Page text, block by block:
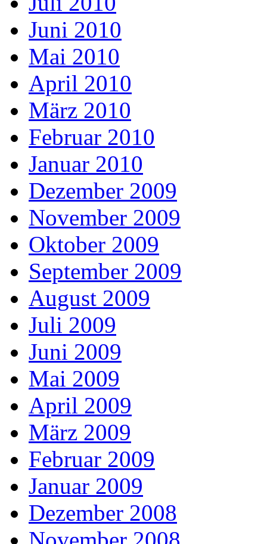
Juni 2010
Mai 2010
April 2010
März 2010
Februar 2010
Januar 2010
Dezember 2009
November 2009
Oktober 2009
September 2009
August 2009
Juli 2009
Juni 2009
Mai 2009
April 2009
März 2009
Februar 2009
Januar 2009
Dezember 2008